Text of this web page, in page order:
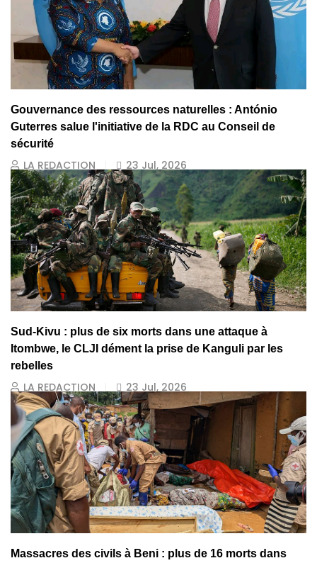
Gouvernance des ressources naturelles : António
Guterres salue l'initiative de la RDC au Conseil de
sécurité
LA REDACTION 23 Jul, 2026
Sud-Kivu : plus de six morts dans une attaque à
Itombwe, le CLJI dément la prise de Kanguli par les
rebelles
LA REDACTION 23 Jul, 2026
Massacres des civils à Beni : plus de 16 morts dans